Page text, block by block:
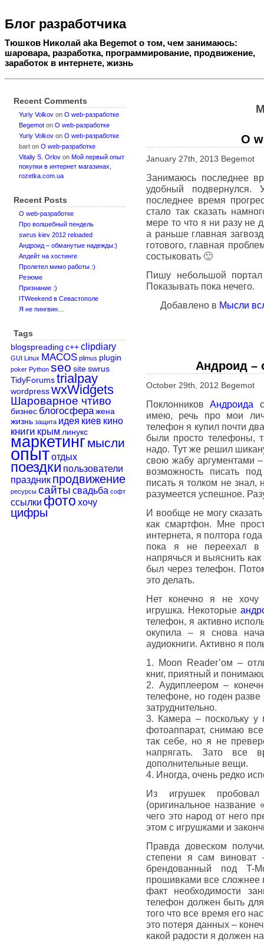
Блог разработчика
Тюшков Николай aka Begemot о том, чем занимаюсь:
шаровара, разработка, программирование, продвижение,
заработок в интернете, жизнь
Recent Comments
Yuriy Volkov on О web-разработке
Begemot on О web-разработке
Yuriy Volkov on О web-разработке
bart on О web-разработке
Vitaliy S. Orlov on Мой первый опыт
покупки в интернет магазинах,
rozetka.com.ua
Recent Posts
О web-разработке
Про волшебный пендель
swrus kiev 2012 reloaded
Андроид – обманутые надежды:)
Апдейт на хостинге
Пролетел мимо работы :)
Резюме
Признание :)
ITWeekend в Севастополе
Я не пингвин…
Tags
blogspreading c++ clipdiary
GUI Linux MACOS plimus plugin
poker Python seo site swrus
TidyForums trialpay
wordpress wxWidgets
Шароварное чтиво
бизнес блогосфера жена
жизнь защита идея киев кино
книги крым линукс
маркетинг мысли
опытотдых
поездки пользователи
праздник продвижение
ресурсы сайты свадьба софт
ссылки фото хочу
цифры
О
January 27th, 2013 Begemot
Занимаюсь последнее
удобный подвернулся.
последнее время
стало так сказать
мере то что я ни разу не
а раньше главная
готового, главная
состыковать 🙂
Пишу небольшой
Показывать пока нечего.
Добавлено в Мысли
Андроид –
October 29th, 2012 Begemot
ПоклонниковАндроида
имею, речь про мои
телефон я купил почти
были просто телефоны,
надо. Тут же решил
свою жабу аргументами
возможность писать
писать я толком не знал,
разумеется успешное.
И вообще не могу
как смартфон. Мне
интернета, я полтора
пока я не переехал в
напрячься и выяснить
был через телефон.
это делать.
Нет конечно я не хочу
игрушка. Некоторые
телефон, я активно
окупила – я снова
аудиокниги. Активно я
1. Moon Reader’ом –
книг, приятный и
2. Аудиплеером –
телефоне, но годен
затруднительно.
3. Камера – поскольку у
фотоаппарат, снимаю
так себе, но я не
напрягать. Зато все
дополнительные вещи.
4. Иногда, очень редко
Из игрушек
(оригинальное название
чего это народ от него
этом с игрушками и
Правда довеском
степени я сам виноват
брендованный под T-
прошивками все сложнее
факт необходимости
телефон должен быть
того что все время его
это потеря данных –
какой радости я должен